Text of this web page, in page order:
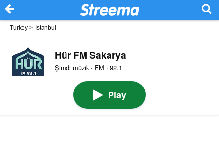
Turkey > Istanbul
Hür FM Sakarya
Şimdi müzik · FM · 92.1
Play